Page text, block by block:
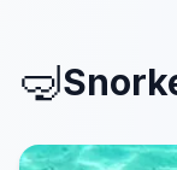
🤿